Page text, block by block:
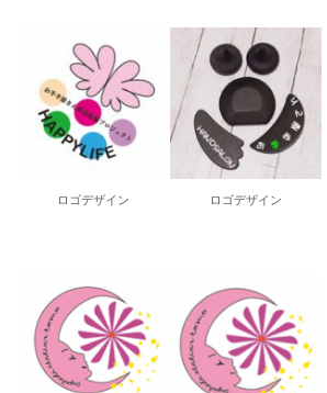
ロゴデザイン ロゴデザイン